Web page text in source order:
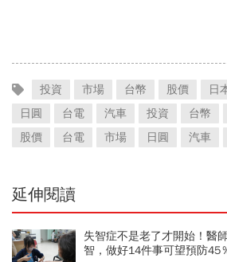
投資 市場 台幣 股價 日
日圓
台電 汽車 投資 台幣
股價
台電 市場 日圓 汽車
延伸閱讀
失智症不是老了才開始！醫
智，做好14件事可望預防45